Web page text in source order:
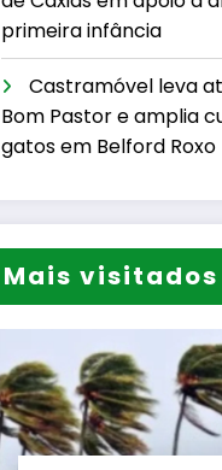
primeira infância
Castramóvel leva
Bom Pastor e amplia
gatos em Belford Roxo
Mais visitados